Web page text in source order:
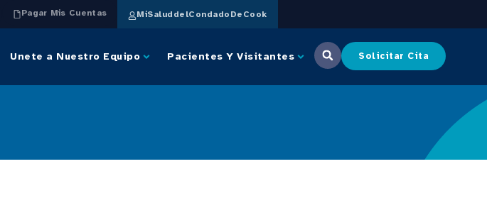
Pagar Mis Cuentas MiSaluddelCondadoDeCook
Unete a Nuestro Equipo Pacientes Y Visitantes Solicitar Cita